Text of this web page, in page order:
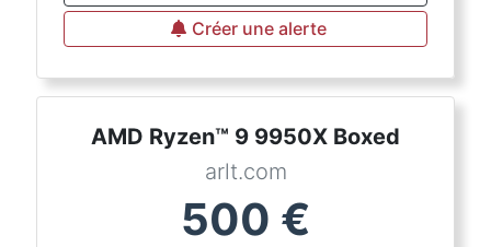
Créer une alerte
AMD Ryzen™ 9 9950X Boxed
arlt.com
500 €